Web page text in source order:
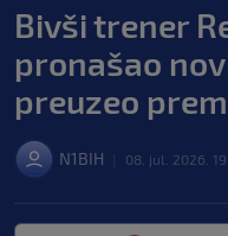
Bivši trener
pronašao
preuzeo
N1BIH 08. jul. 2026.